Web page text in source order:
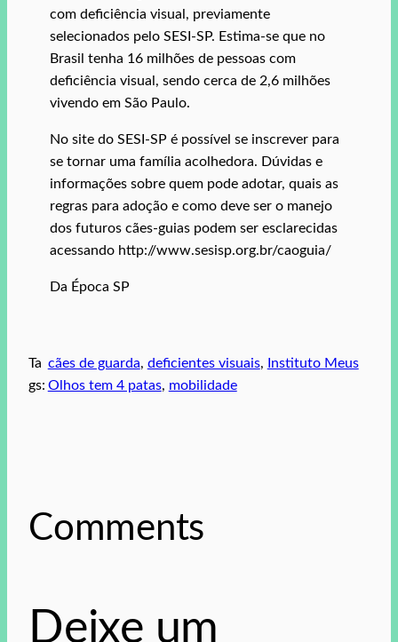
com deficiência visual, previamente
selecionados pelo SESI-SP. Estima-se que no
Brasil tenha 16 milhões de pessoas com
deficiência visual, sendo cerca de 2,6 milhões
vivendo em São Paulo.
No site do SESI-SP é possível se inscrever para
se tornar uma família acolhedora. Dúvidas e
informações sobre quem pode adotar, quais as
regras para adoção e como deve ser o manejo
dos futuros cães-guias podem ser esclarecidas
acessando http://www.sesisp.org.br/caoguia/
Da Época SP
Ta
gs:
cães de guarda, deficientes visuais,
Instituto Meus
Olhos tem 4 patas, mobilidade
Comments
Deixe um